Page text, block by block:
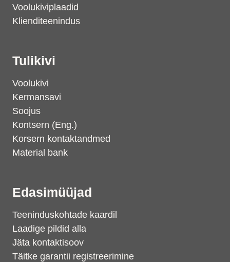
Voolukiviplaadid
Klienditeenindus
Tulikivi
Voolukivi
Kermansavi
Soojus
Kontsern (Eng.)
Korsern kontaktandmed
Material bank
Edasimüüjad
Teeninduskohtade kaardil
Laadige pildid alla
Jäta kontaktisoov
Täitke garantii registreerimine